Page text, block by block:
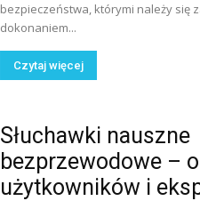
bezpieczeństwa, którymi należy się
dokonaniem...
Czytaj więcej
Słuchawki nauszne
bezprzewodowe –
użytkowników i